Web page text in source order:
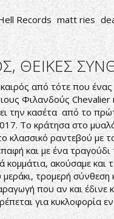
Records matt ries
ΘΕΙΚΕΣ
από τότε που ένας
Φιλανδούς Chevalier
την κασέτα από το
Το κράτησα στο
κλασσικό ραντεβού με
και με ένα τραγούδι
κομμάτια, ακούσαμε και
τρομερή σύνθεση
που αν και έδινε
για κυκλοφορία